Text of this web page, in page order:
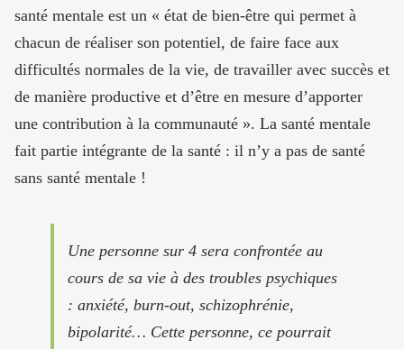
santé mentale est un « état de bien-être qui permet à
chacun de réaliser son potentiel, de faire face aux
difficultés normales de la vie, de travailler avec succès et
de manière productive et d’être en mesure d’apporter
une contribution à la communauté ». La santé mentale
fait partie intégrante de la santé : il n’y a pas de santé
sans santé mentale !
Une personne sur 4 sera confrontée au
cours de sa vie à des troubles psychiques
: anxiété, burn-out, schizophrénie,
bipolarité… Cette personne, ce pourrait